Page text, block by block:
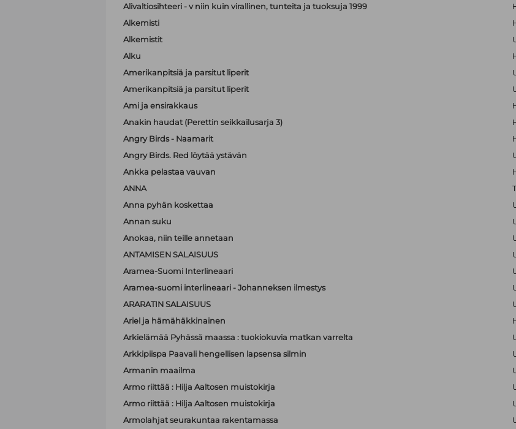
Alivaltiosihteeri - v niin kuin virallinen, tunteita ja tuoksuja 1999
Alkemisti
Alkemistit
Alku
Amerikanpitsiä ja parsitut liperit
Amerikanpitsiä ja parsitut liperit
Ami ja ensirakkaus
Anakin haudat (Perettin seikkailusarja 3)
Angry Birds - Naamarit
Angry Birds. Red löytää ystävän
Ankka pelastaa vauvan
ANNA
Anna pyhän koskettaa
Annan suku
Anokaa, niin teille annetaan
ANTAMISEN SALAISUUS
Aramea-Suomi Interlineaari
Aramea-suomi interlineaari - Johanneksen ilmestys
ARARATIN SALAISUUS
Ariel ja hämähäkkinainen
Arkielämää Pyhässä maassa : tuokiokuvia matkan varrelta
Arkkipiispa Paavali hengellisen lapsensa silmin
Armanin maailma
Armo riittää : Hilja Aaltosen muistokirja
Armo riittää : Hilja Aaltosen muistokirja
Armolahjat seurakuntaa rakentamassa